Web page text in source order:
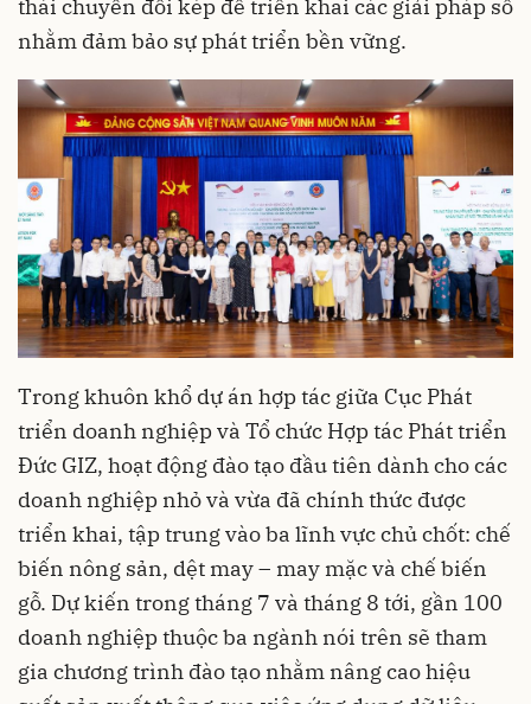
thái chuyển đổi kép để triển khai các giải pháp số
nhằm đảm bảo sự phát triển bền vững.
Trong khuôn khổ dự án hợp tác giữa Cục Phát
triển doanh nghiệp và Tổ chức Hợp tác Phát triển
Đức GIZ, hoạt động đào tạo đầu tiên dành cho các
doanh nghiệp nhỏ và vừa đã chính thức được
triển khai, tập trung vào ba lĩnh vực chủ chốt: chế
biến nông sản, dệt may – may mặc và chế biến
gỗ. Dự kiến trong tháng 7 và tháng 8 tới, gần 100
doanh nghiệp thuộc ba ngành nói trên sẽ tham
gia chương trình đào tạo nhằm nâng cao hiệu